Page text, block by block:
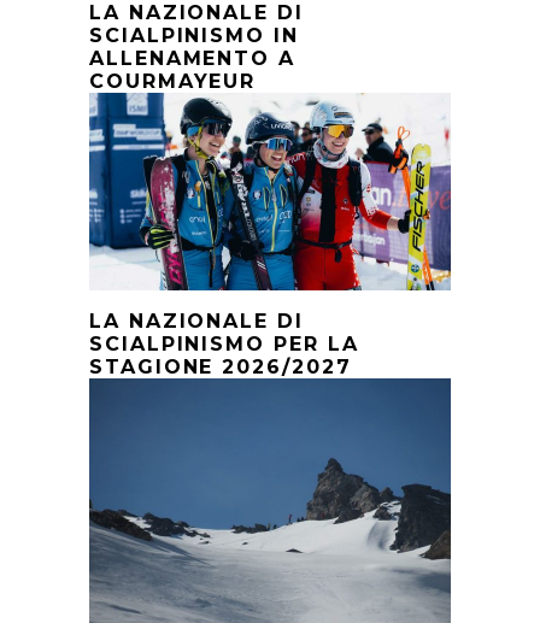
LA NAZIONALE DI
SCIALPINISMO IN
ALLENAMENTO A
COURMAYEUR
LA NAZIONALE DI
SCIALPINISMO PER LA
STAGIONE 2026/2027